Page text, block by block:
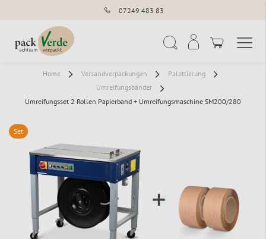
07249 483 83
Home Versandverpackungen
Palettierung
Umreifungsbänder
Umreifungsset 2 Rollen Papierband + Umreifungsmaschine SM200/280
Set